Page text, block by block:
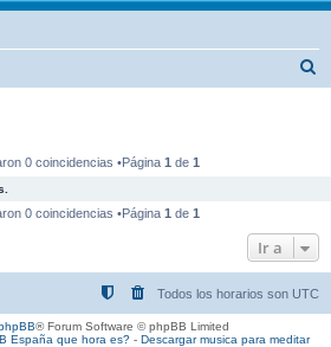
0 coincidencias •Página 1 de 1
0 coincidencias •Página 1 de 1
Ir a
Todos los horarios son UTC
® Forum Software © phpBB Limited
España que hora es?- Descargar musica para meditar